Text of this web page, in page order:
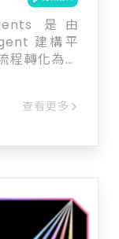
是由
建構平
程轉化為智
優質的服
、表單及
（LINE、
、電子郵
查看更多